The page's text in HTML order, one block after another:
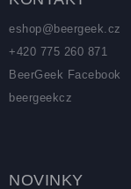
eshop@ beergeek.cz
+420 775 260 871
BeerGeek Facebook
beergeekcz
NOVINKY